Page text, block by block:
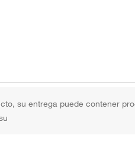
su entrega puede contener